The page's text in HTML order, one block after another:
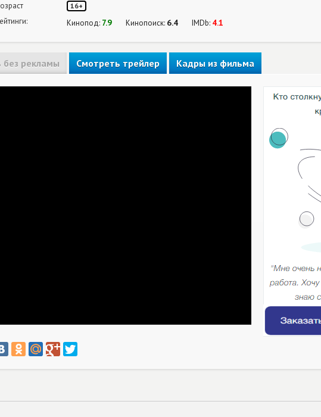
16+
Кинопод: 7.9 Кинопоиск: 6.4 IMDb: 4.1
без рекламы Смотреть трейлер Кадры из фильма